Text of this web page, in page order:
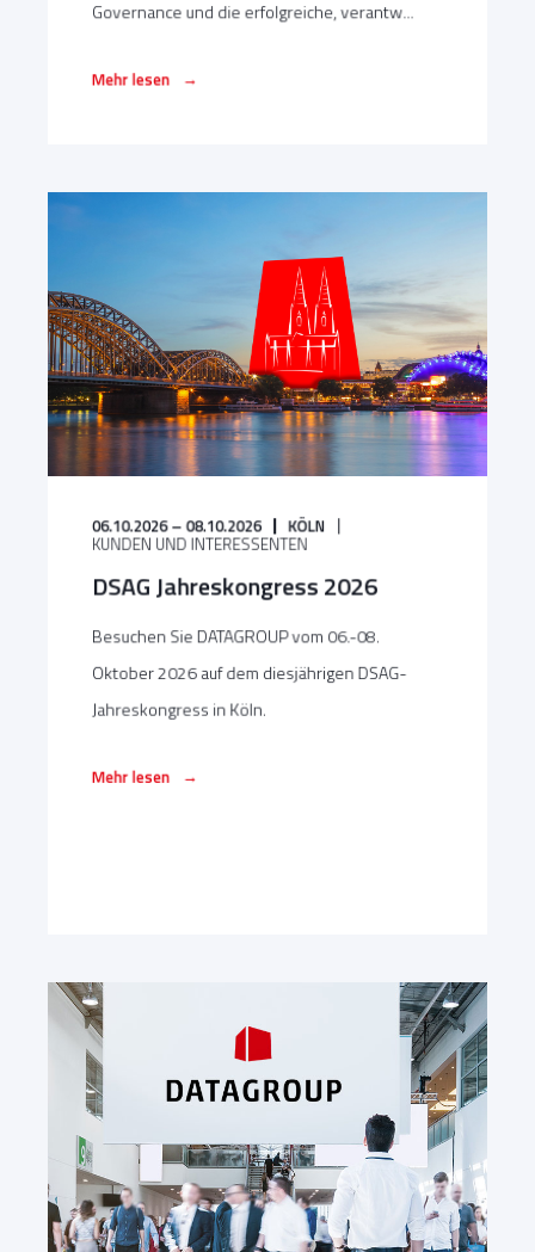
Governance und die erfolgreiche, verantw...
Mehr lesen →
06.10.2026 – 08.10.2026 KÖLN
KUNDEN UND INTERESSENTEN
DSAG Jahreskongress 2026
Besuchen Sie DATAGROUP vom 06.-08.
Oktober 2026 auf dem diesjährigen DSAG-
Jahreskongress in Köln.
Mehr lesen →